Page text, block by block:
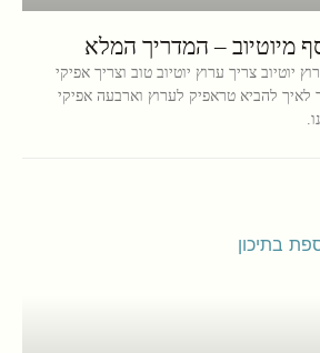
מיוטיוב – המדריך המלא
יוטיוב צריך ערוץ יוטיוב טוב וצריך אפיקי
לאיך להביא טראפיק לערוץ וארבעה אפיקי